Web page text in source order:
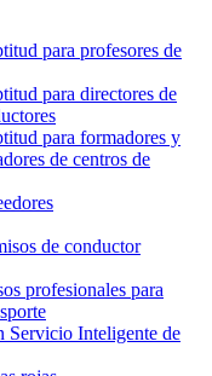
para profesores de
para directores de
para formadores y
de centros de
de conductor
profesionales para
Servicio Inteligente de